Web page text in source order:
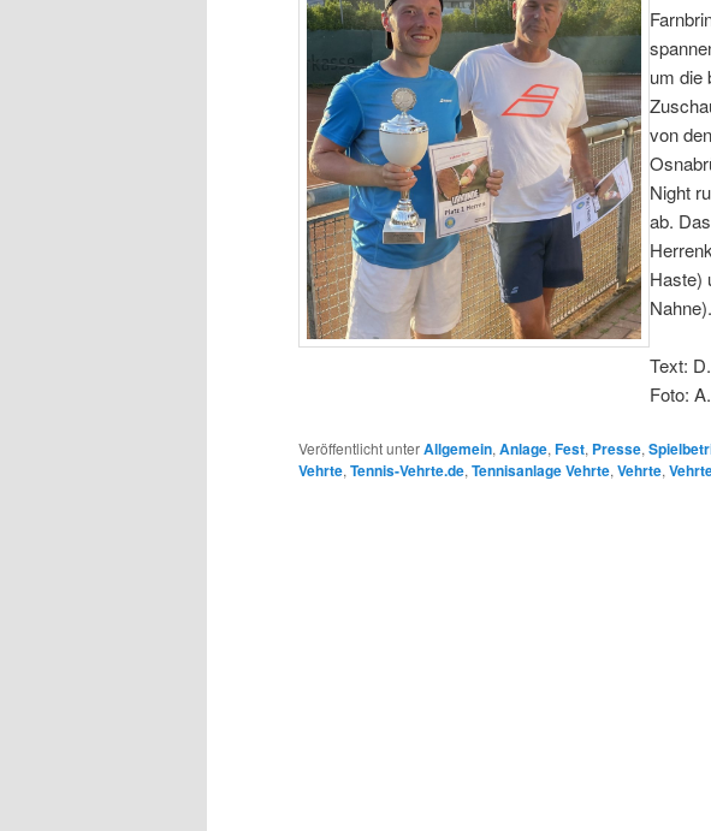
um die
von
Night
ab.
Haste)
Nahne).
Text:
Foto:
Veröffentlicht unterAllgemein, Anlage, Fest, Presse,
Vehrte, Tennis-Vehrte.de, Tennisanlage Vehrte, Vehrte,